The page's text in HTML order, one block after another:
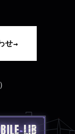
せ→
-LIB